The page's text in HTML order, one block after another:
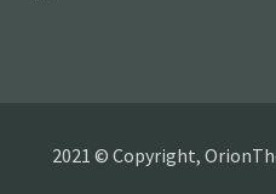
2021 © Copyright,